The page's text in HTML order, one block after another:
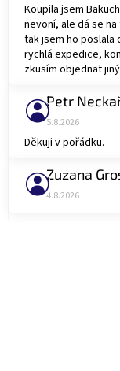
Koupila jsem
nevoní, ale dá se
tak jsem ho poslala
rychlá expedice,
zkusím objednat
Petr
Hodnocení
5.8.2026
Děkuji v pořádku.
Zuzana
Hodnocení
4.8.2026